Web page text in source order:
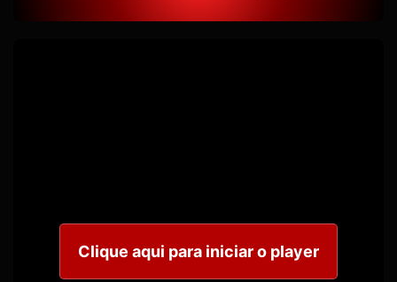
Clique aqui para iniciar o player